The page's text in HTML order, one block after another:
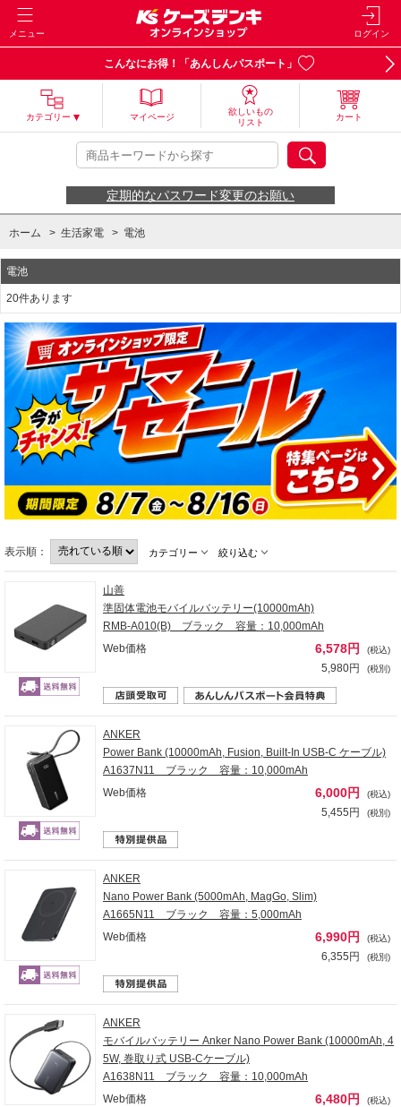
メニュー ログイン
こんなにお得！「あんしんパスポート」
カテゴリー マイページ
欲しいもの
リスト
カート
定期的なパスワード変更のお願い
ホーム > 生活家電 > 電池
電池
20件あります
表示順： カテゴリー 絞り込む
山善
準固体電池モバイルバッテリー(10000mAh)
RMB-A010(B) ブラック 容量：10,000mAh
Web価格
6,578円 (税込)
5,980円 (税別)
ANKER
Power Bank (10000mAh, Fusion, Built-In USB-C ケーブル)
A1637N11 ブラック 容量：10,000mAh
Web価格
6,000円 (税込)
5,455円 (税別)
ANKER
Nano Power Bank (5000mAh, MagGo, Slim)
A1665N11 ブラック 容量：5,000mAh
Web価格
6,990円 (税込)
6,355円 (税別)
ANKER
モバイルバッテリー Anker Nano Power Bank (10000mAh, 4
5W, 巻取り式 USB-Cケーブル)
A1638N11 ブラック 容量：10,000mAh
Web価格
6,480円 (税込)